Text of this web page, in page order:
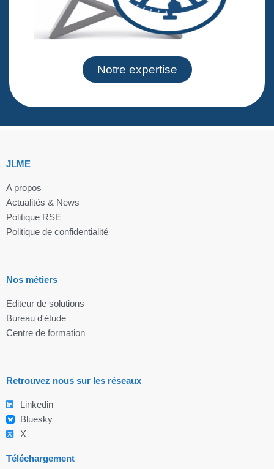
Notre expertise
JLME
A propos
Actualités & News
Politique RSE
Politique de confidentialité
Nos métiers
Editeur de solutions
Bureau d'étude
Centre de formation
Retrouvez nous sur les réseaux
Linkedin
Bluesky
X
Téléchargement